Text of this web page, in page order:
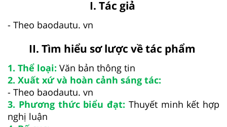
I. Tác giả
- Theo baodautu. vn
II. Tìm hiểu sơ lược về tác phẩm
1. Thể loại: Văn bản thông tin
2. Xuất xứ và hoàn cảnh sáng tác:
- Theo baodautu. vn
3. Phương thức biểu đạt: Thuyết minh kết hợp
nghị luận